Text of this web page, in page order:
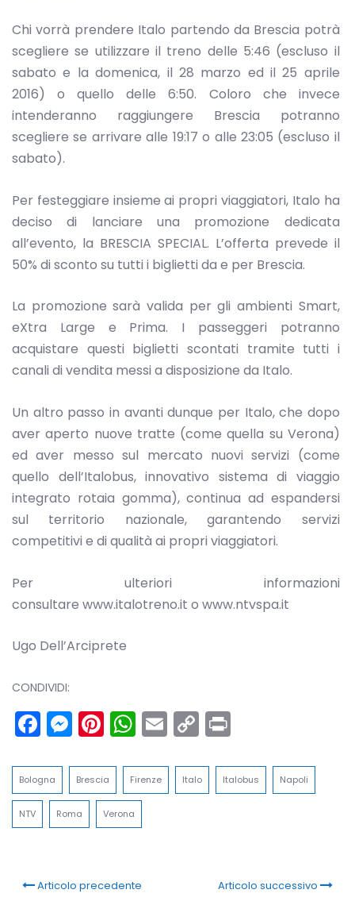
Chi vorrà prendere Italo partendo da Brescia potrà
scegliere se utilizzare il treno delle 5:46 (escluso il
sabato e la domenica, il 28 marzo ed il 25 aprile
2016) o quello delle 6:50. Coloro che invece
intenderanno raggiungere Brescia potranno
scegliere se arrivare alle 19:17 o alle 23:05 (escluso il
sabato).
Per festeggiare insieme ai propri viaggiatori, Italo ha
deciso di lanciare una promozione dedicata
all’evento, la BRESCIA SPECIAL. L’offerta prevede il
50% di sconto su tutti i biglietti da e per Brescia.
La promozione sarà valida per gli ambienti Smart,
eXtra Large e Prima. I passeggeri potranno
acquistare questi biglietti scontati tramite tutti i
canali di vendita messi a disposizione da Italo.
Un altro passo in avanti dunque per Italo, che dopo
aver aperto nuove tratte (come quella su Verona)
ed aver messo sul mercato nuovi servizi (come
quello dell’Italobus, innovativo sistema di viaggio
integrato rotaia gomma), continua ad espandersi
sul territorio nazionale, garantendo servizi
competitivi e di qualità ai propri viaggiatori.
Per ulteriori informazioni
consultare www.italotreno.it o www.ntvspa.it
Ugo Dell’Arciprete
CONDIVIDI:
Facebook
Messenger
Pinterest
WhatsApp
Email
Copy
Link
Bologna Brescia Firenze Italo Italobus Napoli
NTV Roma Verona
Articolo precedente Articolo successivo